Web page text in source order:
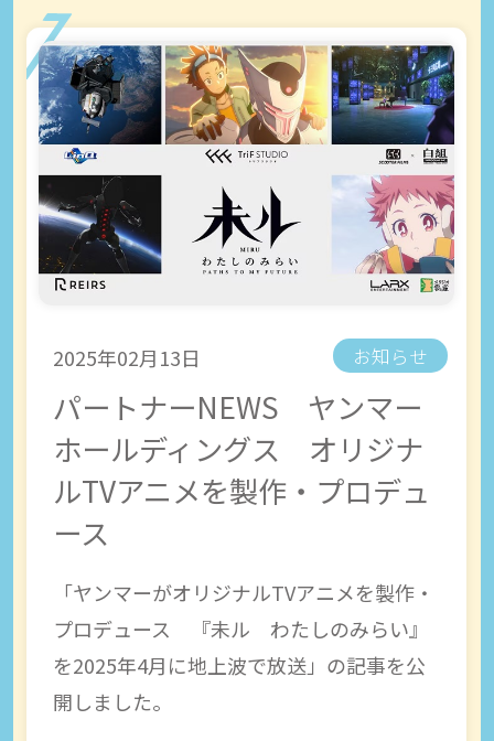
2025年02月13日 お知らせ
パートナーNEWS ヤンマー
ホールディングス オリジナ
ルTVアニメを製作・プロデュ
ース
「ヤンマーがオリジナルTVアニメを製作・
プロデュース 『未ル わたしのみらい』
を2025年4月に地上波で放送」の記事を公
開しました。